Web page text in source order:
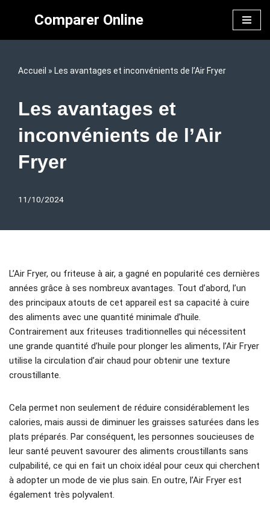
Comparer Online
Accueil » Les avantages et inconvénients de l’Air Fryer
Les avantages et
inconvénients de l’Air
Fryer
11/10/2024
L’Air Fryer, ou friteuse à air, a gagné en popularité ces dernières
années grâce à ses nombreux avantages. Tout d’abord, l’un
des principaux atouts de cet appareil est sa capacité à cuire
des aliments avec une quantité minimale d’huile.
Contrairement aux friteuses traditionnelles qui nécessitent
une grande quantité d’huile pour plonger les aliments, l’Air Fryer
utilise la circulation d’air chaud pour obtenir une texture
croustillante.
Cela permet non seulement de réduire considérablement les
calories, mais aussi de diminuer les graisses saturées dans les
plats préparés. Par conséquent, les personnes soucieuses de
leur santé peuvent savourer des aliments croustillants sans
culpabilité, ce qui en fait un choix idéal pour ceux qui cherchent
à adopter un mode de vie plus sain. En outre, l’Air Fryer est
également très polyvalent.